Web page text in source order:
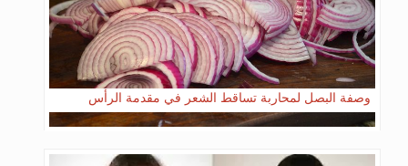
وصفة البصل لمحاربة تساقط الشعر في مقدمة الرأس